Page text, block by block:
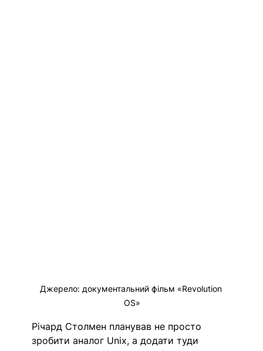
Джерело: документальний фільм «Revolution
OS»
Річард Столмен планував не просто
зробити аналог Unix, а додати туди